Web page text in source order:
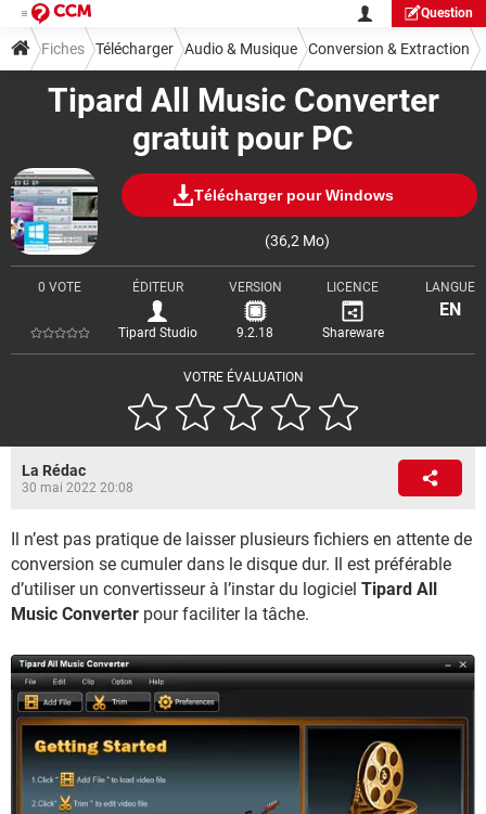
Question
Tipard All Music Converter
gratuit pour PC
Télécharger pour Windows
(36,2 Mo)
VOTRE ÉVALUATION
0 VOTE ÉDITEUR
Tipard Studio
VERSION
9.2.18
LICENCE
Shareware
LANGUE
EN
Fiches Télécharger Audio & Musique Conversion & Extraction
La Rédac
30 mai 2022 20:08
Il n’est pas pratique de laisser plusieurs fichiers en attente de
conversion se cumuler dans le disque dur. Il est préférable
d’utiliser un convertisseur à l’instar du logiciel Tipard All
Music Converter pour faciliter la tâche.